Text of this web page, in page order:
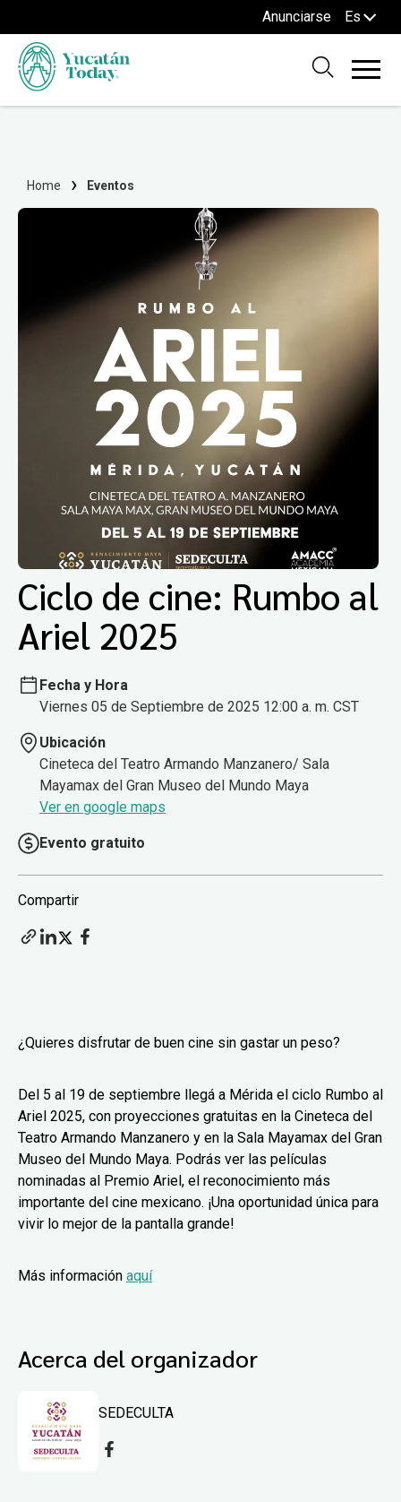
Anunciarse Es
Home Eventos
Ciclo de cine: Rumbo al
Ariel 2025
Fecha y Hora
Viernes 05 de Septiembre de 2025 12:00 a. m. CST
Ubicación
Cineteca del Teatro Armando Manzanero/ Sala
Mayamax del Gran Museo del Mundo Maya
Ver en google maps
Evento gratuito
Compartir
¿Quieres disfrutar de buen cine sin gastar un peso?
Del 5 al 19 de septiembre llegá a Mérida el ciclo Rumbo al
Ariel 2025, con proyecciones gratuitas en la Cineteca del
Teatro Armando Manzanero y en la Sala Mayamax del Gran
Museo del Mundo Maya. Podrás ver las películas
nominadas al Premio Ariel, el reconocimiento más
importante del cine mexicano. ¡Una oportunidad única para
vivir lo mejor de la pantalla grande!
Más información aquí
Acerca del organizador
SEDECULTA